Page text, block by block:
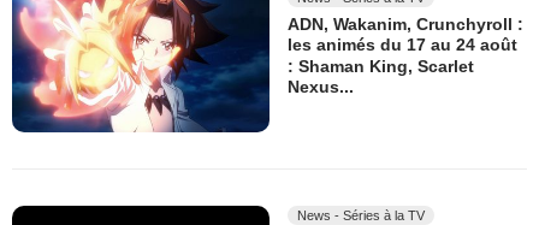
ADN, Wakanim, Crunchyroll :
les animés du 17 au 24 août
: Shaman King, Scarlet
Nexus...
News - Séries à la TV